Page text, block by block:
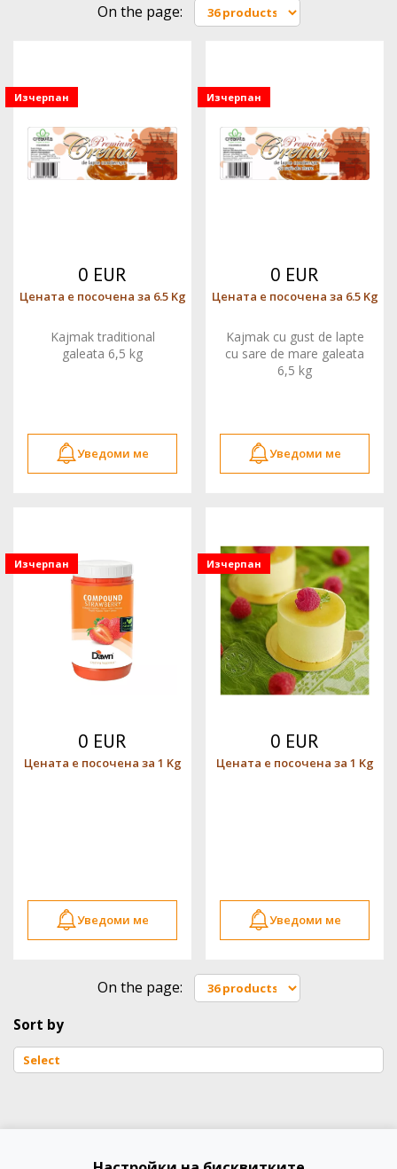
On the page:
Изчерпан
0 EUR
Цената е посочена за 6.5 Kg
Kajmak traditional
galeata 6,5 kg
Уведоми ме
Изчерпан
0 EUR
Цената е посочена за 6.5 Kg
Kajmak cu gust de lapte
cu sare de mare galeata
6,5 kg
Уведоми ме
Изчерпан
0 EUR
Цената е посочена за 1 Kg
Уведоми ме
Изчерпан
0 EUR
Цената е посочена за 1 Kg
Уведоми ме
On the page:
Sort by